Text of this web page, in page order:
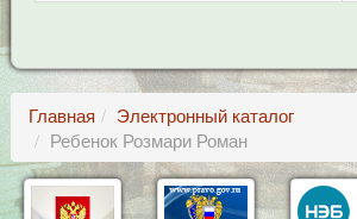
Главная
Электронный каталог
Ребенок Розмари Роман